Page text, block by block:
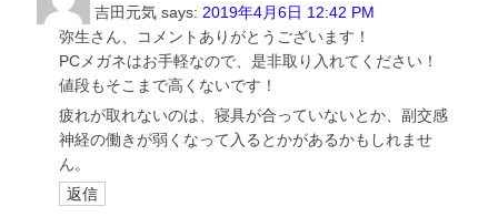
吉田元気 says: 2019年4月6日 12:42 PM
弥生さん、コメントありがとうございます！
PCメガネはお手軽なので、是非取り入れてください！
値段もそこまで高くないです！
疲れが取れないのは、寝具が合っていないとか、副交感
神経の働きが弱くなって入るとかがあるかもしれませ
ん。
返信